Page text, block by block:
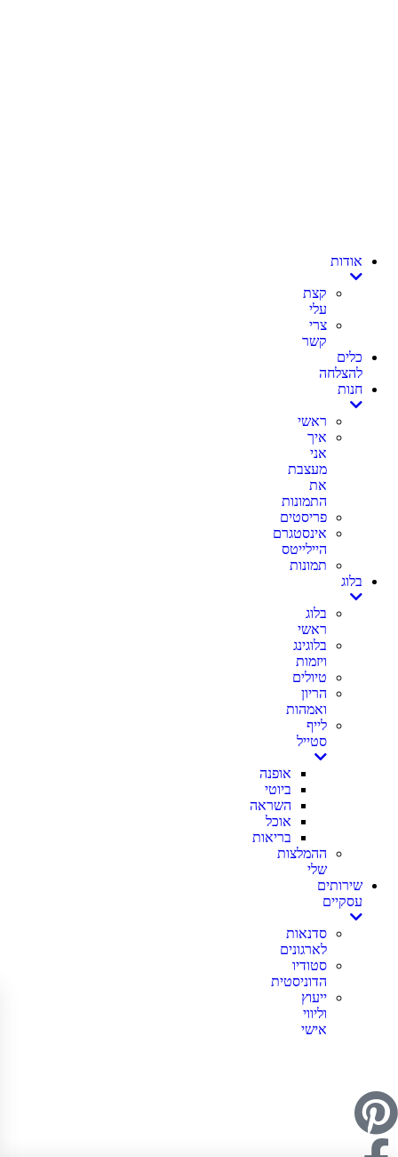
אודות
קצת
עלי
צרי
קשר
כלים
להצלחה
חנות
ראשי
איך
אני
מעצבת
את
התמונות
פריסטים
אינסטגרם
היילייטס
תמונות
בלוג
בלוג
ראשי
בלוגינג
ויזמות
טיולים
הריון
ואמהות
לייף
סטייל
אופנה
ביוטי
השראה
אוכל
בריאות
ההמלצות
שלי
שירותים
עסקיים
סדנאות
לארגונים
סטודיו
הדוניסטית
ייעוץ
וליווי
אישי